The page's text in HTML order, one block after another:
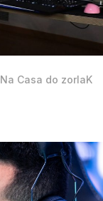
Casa do zorlaK